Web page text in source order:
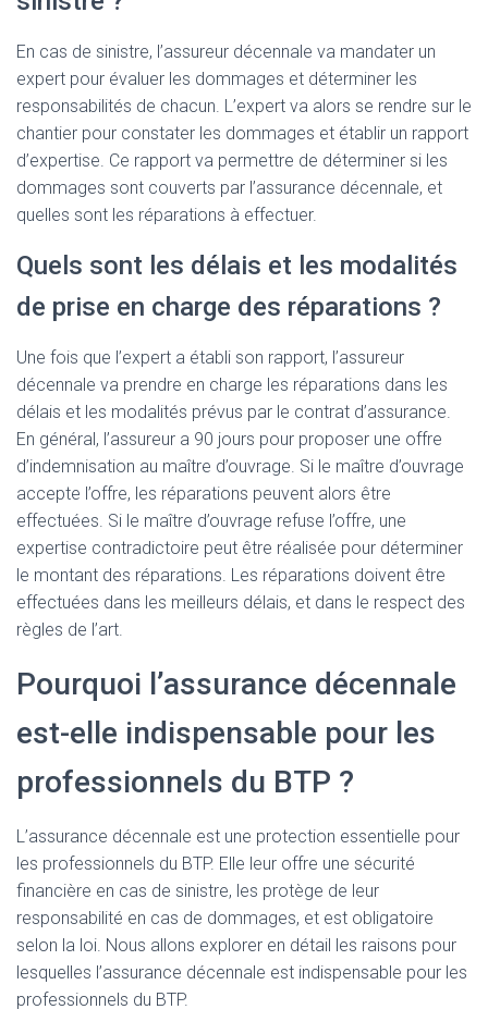
En cas de sinistre, l’assureur décennale va mandater un
expert pour évaluer les dommages et déterminer les
responsabilités de chacun. L’expert va alors se rendre sur le
chantier pour constater les dommages et établir un rapport
d’expertise. Ce rapport va permettre de déterminer si les
dommages sont couverts par l’assurance décennale, et
quelles sont les réparations à effectuer.
Quels sont les délais et les modalités
de prise en charge des réparations ?
Une fois que l’expert a établi son rapport, l’assureur
décennale va prendre en charge les réparations dans les
délais et les modalités prévus par le contrat d’assurance.
En général, l’assureur a 90 jours pour proposer une offre
d’indemnisation au maître d’ouvrage. Si le maître d’ouvrage
accepte l’offre, les réparations peuvent alors être
effectuées. Si le maître d’ouvrage refuse l’offre, une
expertise contradictoire peut être réalisée pour déterminer
le montant des réparations. Les réparations doivent être
effectuées dans les meilleurs délais, et dans le respect des
règles de l’art.
Pourquoi l’assurance décennale
est-elle indispensable pour les
professionnels du BTP ?
L’assurance décennale est une protection essentielle pour
les professionnels du BTP. Elle leur offre une sécurité
financière en cas de sinistre, les protège de leur
responsabilité en cas de dommages, et est obligatoire
selon la loi. Nous allons explorer en détail les raisons pour
lesquelles l’assurance décennale est indispensable pour les
professionnels du BTP.